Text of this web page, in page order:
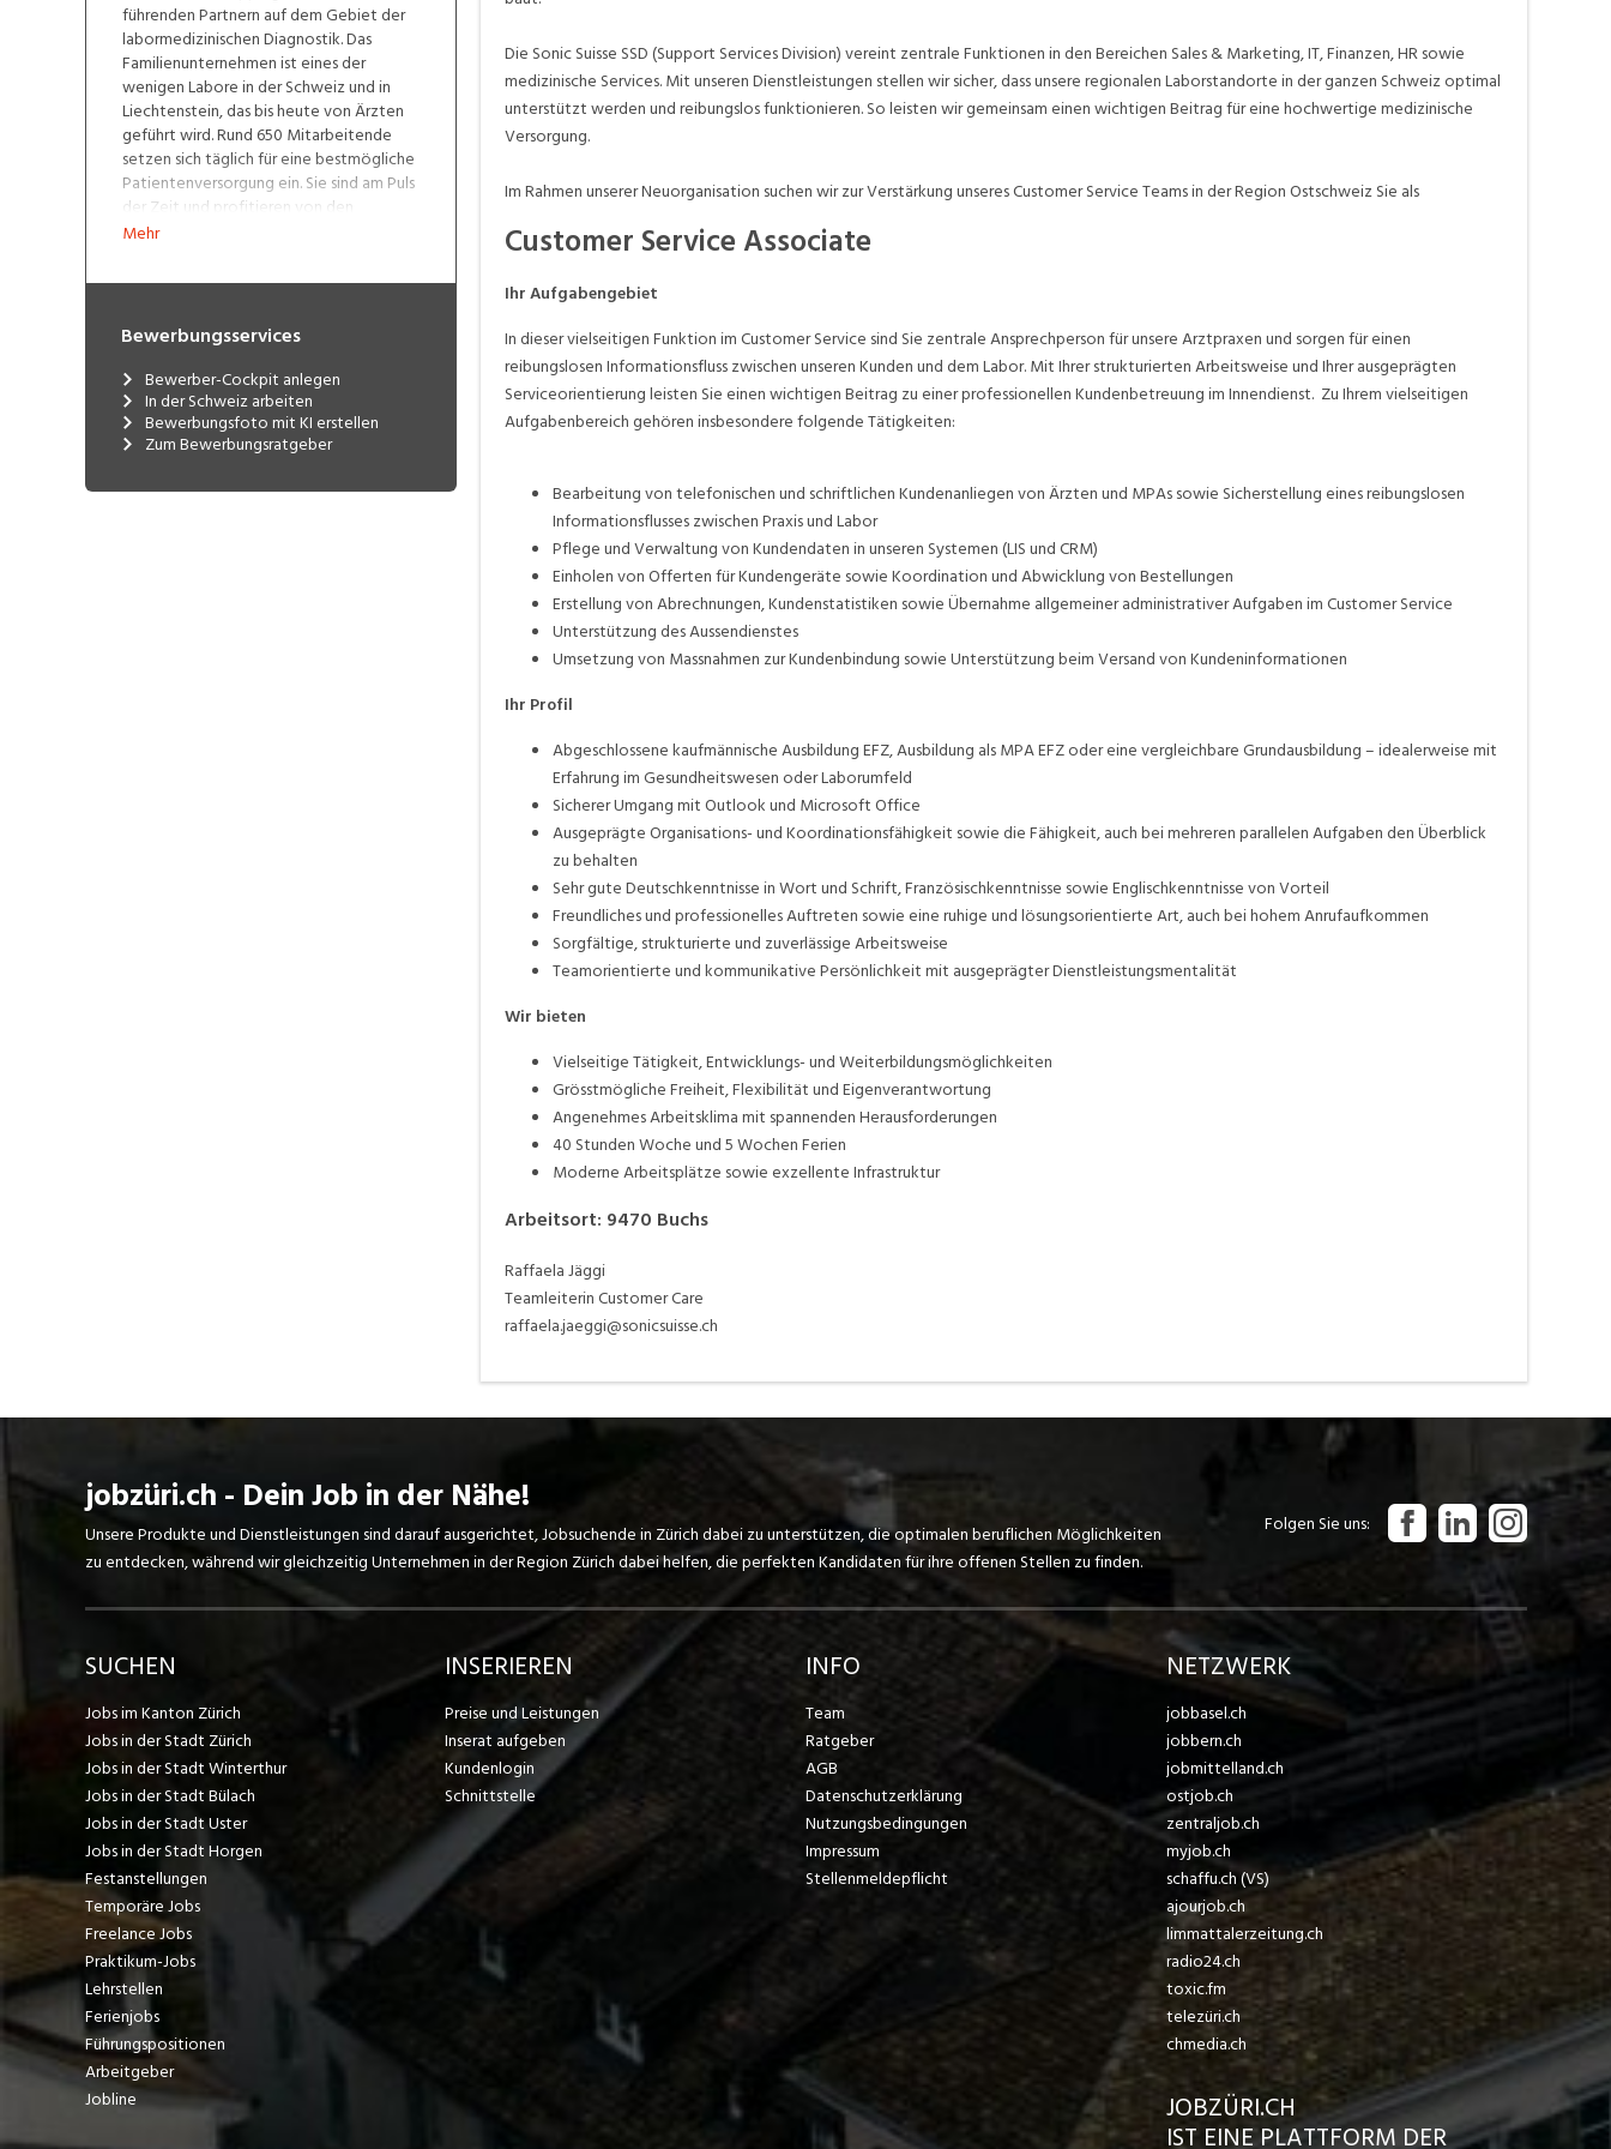
führenden Partnern auf dem Gebiet der
labormedizinischen Diagnostik. Das
Familienunternehmen ist eines der
wenigen Labore in der Schweiz und in
Liechtenstein, das bis heute von Ärzten
geführt wird. Rund 650 Mitarbeitende
setzen sich täglich für eine bestmögliche
Patientenversorgung ein. Sie sind am Puls
der Zeit und profitieren von den
Vorteilen eines inhabergeführten
Wege.
Mehr
Bewerbungsservices
Bewerber-Cockpit anlegen
In der Schweiz arbeiten
Bewerbungsfoto mit KI erstellen
Zum Bewerbungsratgeber
Die Sonic Suisse SSD (Support Services Division) vereint zentrale Funktionen in den Bereichen Sales & Marketing, IT, Finanzen, HR sowie
medizinische Services. Mit unseren Dienstleistungen stellen wir sicher, dass unsere regionalen Laborstandorte in der ganzen Schweiz optimal
unterstützt werden und reibungslos funktionieren. So leisten wir gemeinsam einen wichtigen Beitrag für eine hochwertige medizinische
Versorgung.
Im Rahmen unserer Neuorganisation suchen wir zur Verstärkung unseres Customer Service Teams in der Region Ostschweiz Sie als
Customer Service Associate
Ihr Aufgabengebiet
In dieser vielseitigen Funktion im Customer Service sind Sie zentrale Ansprechperson für unsere Arztpraxen und sorgen für einen
reibungslosen Informationsfluss zwischen unseren Kunden und dem Labor. Mit Ihrer strukturierten Arbeitsweise und Ihrer ausgeprägten
Serviceorientierung leisten Sie einen wichtigen Beitrag zu einer professionellen Kundenbetreuung im Innendienst. Zu Ihrem vielseitigen
Aufgabenbereich gehören insbesondere folgende Tätigkeiten:
Bearbeitung von telefonischen und schriftlichen Kundenanliegen von Ärzten und MPAs sowie Sicherstellung eines reibungslosen
Informationsflusses zwischen Praxis und Labor
Pflege und Verwaltung von Kundendaten in unseren Systemen (LIS und CRM)
Einholen von Offerten für Kundengeräte sowie Koordination und Abwicklung von Bestellungen
Erstellung von Abrechnungen, Kundenstatistiken sowie Übernahme allgemeiner administrativer Aufgaben im Customer Service
Unterstützung des Aussendienstes
Umsetzung von Massnahmen zur Kundenbindung sowie Unterstützung beim Versand von Kundeninformationen
Ihr Profil
Abgeschlossene kaufmännische Ausbildung EFZ, Ausbildung als MPA EFZ oder eine vergleichbare Grundausbildung – idealerweise mit
Erfahrung im Gesundheitswesen oder Laborumfeld
Sicherer Umgang mit Outlook und Microsoft Office
Ausgeprägte Organisations- und Koordinationsfähigkeit sowie die Fähigkeit, auch bei mehreren parallelen Aufgaben den Überblick
zu behalten
Sehr gute Deutschkenntnisse in Wort und Schrift, Französischkenntnisse sowie Englischkenntnisse von Vorteil
Freundliches und professionelles Auftreten sowie eine ruhige und lösungsorientierte Art, auch bei hohem Anrufaufkommen
Sorgfältige, strukturierte und zuverlässige Arbeitsweise
Teamorientierte und kommunikative Persönlichkeit mit ausgeprägter Dienstleistungsmentalität
Wir bieten
Vielseitige Tätigkeit, Entwicklungs- und Weiterbildungsmöglichkeiten
Grösstmögliche Freiheit, Flexibilität und Eigenverantwortung
Angenehmes Arbeitsklima mit spannenden Herausforderungen
40 Stunden Woche und 5 Wochen Ferien
Moderne Arbeitsplätze sowie exzellente Infrastruktur
Arbeitsort: 9470 Buchs
Raffaela Jäggi
Teamleiterin Customer Care
raffaela.jaeggi@sonicsuisse.ch
jobzüri.ch - Dein Job in der Nähe!
Unsere Produkte und Dienstleistungen sind darauf ausgerichtet, Jobsuchende in Zürich dabei zu unterstützen, die optimalen beruflichen Möglichkeiten
zu entdecken, während wir gleichzeitig Unternehmen in der Region Zürich dabei helfen, die perfekten Kandidaten für ihre offenen Stellen zu finden.
Folgen Sie uns
SUCHEN
Jobs im Kanton Zürich
Jobs in der Stadt Zürich
Jobs in der Stadt Winterthur
Jobs in der Stadt Bülach
Jobs in der Stadt Uster
Jobs in der Stadt Horgen
Festanstellungen
Temporäre Jobs
Freelance Jobs
Praktikum-Jobs
Lehrstellen
Ferienjobs
Führungspositionen
Arbeitgeber
Jobline
INSERIEREN
Preise und Leistungen
Inserat aufgeben
Kundenlogin
Schnittstelle
INFO
Team
Ratgeber
AGB
Datenschutzerklärung
Nutzungsbedingungen
Impressum
Stellenmeldepflicht
NETZWERK
jobbasel.ch
jobbern.ch
jobmittelland.ch
ostjob.ch
zentraljob.ch
myjob.ch
schaffu.ch (VS)
ajourjob.ch
limmattalerzeitung.ch
radio24.ch
toxic.fm
telezüri.ch
chmedia.ch
JOBZÜRI.CH
IST EINE PLATTFORM DER